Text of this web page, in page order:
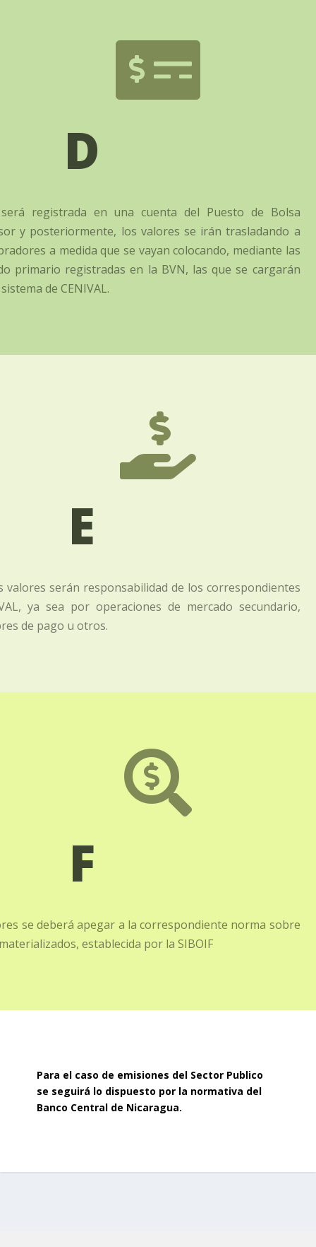

D
registrada en una cuenta del Puesto de Bolsa
y posteriormente, los valores se irán trasladando a
a medida que se vayan colocando, mediante las
primario registradas en la BVN, las que se cargarán
de CENIVAL.

E
valores serán responsabilidad de los correspondientes
ya sea por operaciones de mercado secundario,
de pago u otros.

F
se deberá apegar a la correspondiente norma sobre
establecida por la SIBOIF
Para el caso de emisiones del Sector Publico
se seguirá lo dispuesto por la normativa del
Banco Central de Nicaragua.